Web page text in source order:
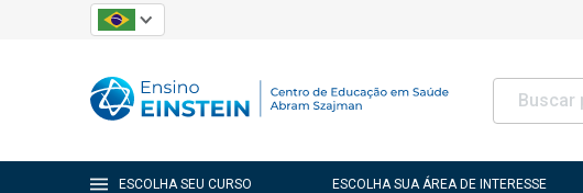
ESCOLHA SEU CURSO ESCOLHA SUA ÁREA DE INTERESSE